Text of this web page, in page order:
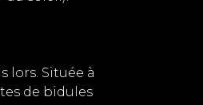
lors. Située à
de bidules